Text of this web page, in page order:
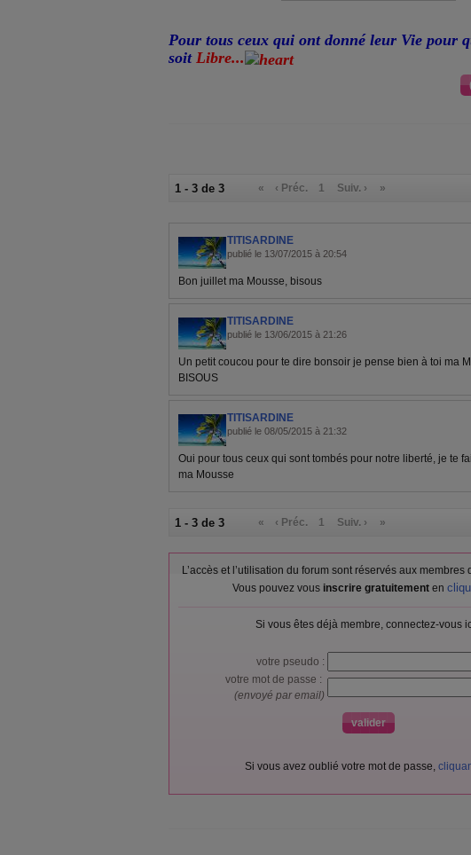
Pour tous ceux qui ont donné leur Vie pour
soit Libre...
1 - 3 de 3 « ‹ Préc. 1 Suiv. › »
TITISARDINE
publié le 13/07/2015 à 20:54
Bon juillet ma Mousse, bisous
TITISARDINE
publié le 13/06/2015 à 21:26
Un petit coucou pour te dire bonsoir je pense bien à toi ma
BISOUS
TITISARDINE
publié le 08/05/2015 à 21:32
Oui pour tous ceux qui sont tombés pour notre liberté, je te
ma Mousse
1 - 3 de 3 « ‹ Préc. 1 Suiv. › »
L’accès et l’utilisation du forum sont réservés aux membres
Vous pouvez vous inscrire gratuitementen
Si vous êtes déjà membre, connectez-vous
votre pseudo :
votre mot de passe :
(envoyé par email)
Si vous avez oublié votre mot de passe,